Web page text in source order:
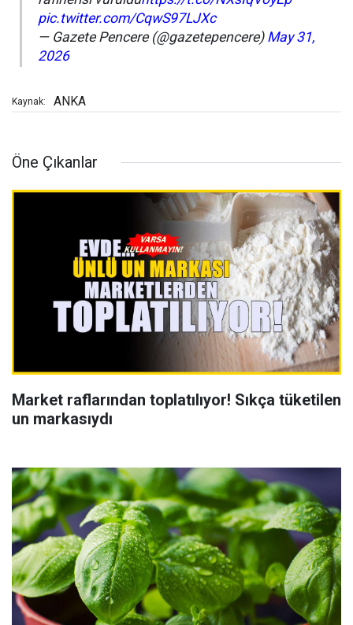
pic.twitter.com/CqwS97LJXc
— Gazete Pencere (@gazetepencere) May 31,
2026
Kaynak: ANKA
Öne Çıkanlar
Market raflarından toplatılıyor! Sıkça tüketilen
un markasıydı